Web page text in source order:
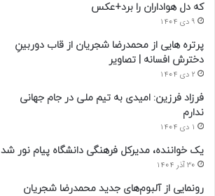
که دل هواداران را برد+عکس
9 دی 1404
پرتره هایی از محمدرضا شجریان از قاب دوربینِ
دخترش افسانه | تصاویر
2 دی 1404
فرزاد فرزین: امیدی به تیم ملی در جام جهانی
ندارم
1 دی 1404
یک خواننده، مدیرکل فرهنگی دانشگاه پیام نور شد
30 آذر 1404
رونمایی از آلبوم‌های جدید محمدرضا شجریان